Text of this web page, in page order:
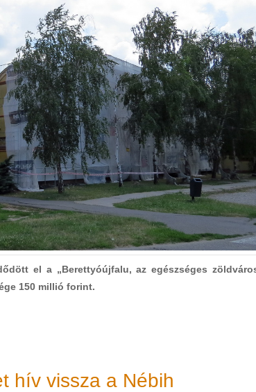
el a „Berettyóújfalu, az egészséges
150 millió forint.
hív vissza a Nébih